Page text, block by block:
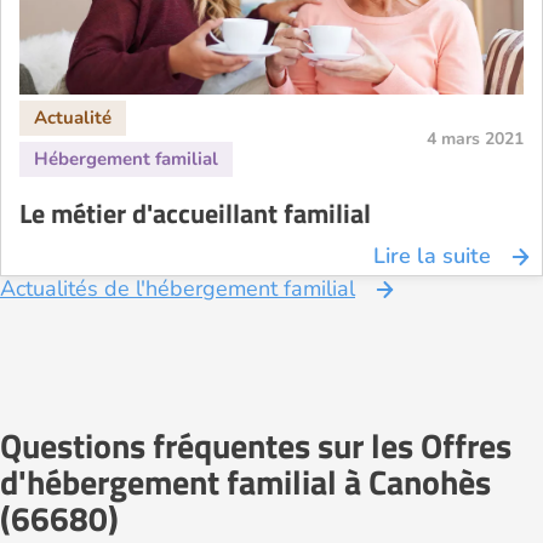
4 mars 2021
Le métier d'accueillant familial
Lire la suite
Actualités de l'hébergement familial
Questions fréquentes sur les Offres
d'hébergement familial à Canohès
(66680)